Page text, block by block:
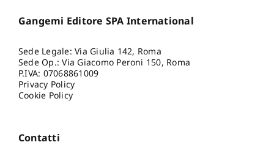
Gangemi Editore SPA International
Sede Legale: Via Giulia 142, Roma
Sede Op.: Via Giacomo Peroni 150, Roma
P.IVA: 07068861009
Privacy Policy
Cookie Policy
Contatti